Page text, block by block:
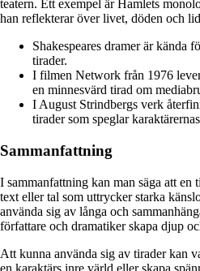
teatern. Ett exempel är Hamlets
han reflekterar över livet, döden och
Shakespeares dramer är kända
tirader.
I filmen Network från 1976
en minnesvärd tirad om
I August Strindbergs verk
tirader som speglar
Sammanfattning
I sammanfattning kan man säga att
text eller tal som uttrycker starka
använda sig av långa och
författare och dramatiker skapa djup
Att kunna använda sig av tirader kan
en karaktärs inre värld eller skapa